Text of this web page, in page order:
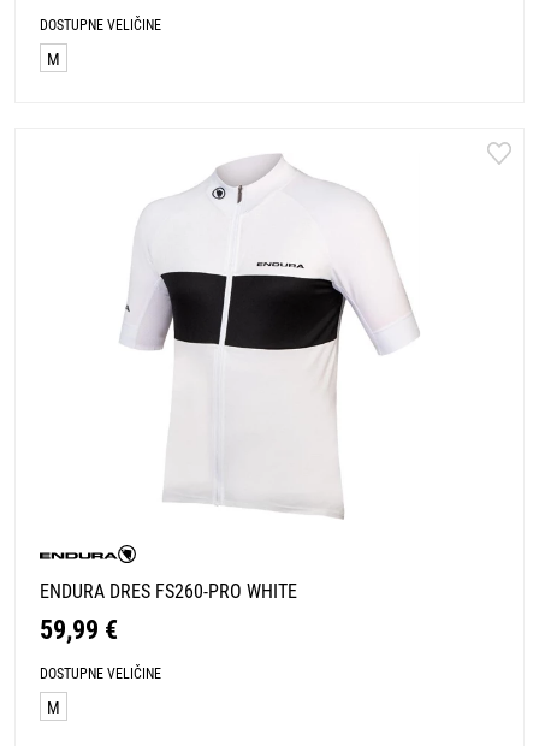
DOSTUPNE VELIČINE
M
ENDURA DRES FS260-PRO WHITE
59,99 €
DOSTUPNE VELIČINE
M